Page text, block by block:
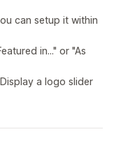
can setup it within
in..." or "As
a logo slider